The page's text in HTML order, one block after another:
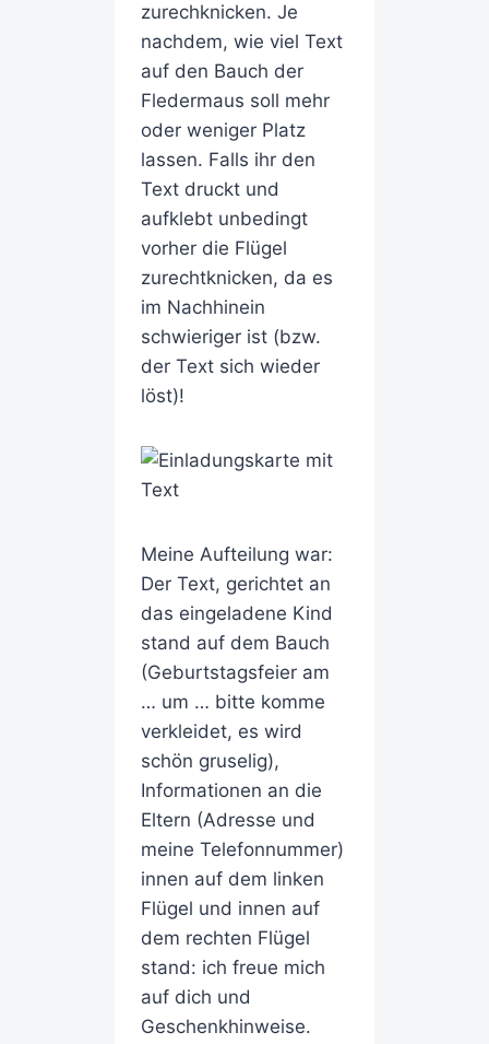
zurechknicken. Je
nachdem, wie viel Text
auf den Bauch der
Fledermaus soll mehr
oder weniger Platz
lassen. Falls ihr den
Text druckt und
aufklebt unbedingt
vorher die Flügel
zurechtknicken, da es
im Nachhinein
schwieriger ist (bzw.
der Text sich wieder
löst)!
Meine Aufteilung war:
Der Text, gerichtet an
das eingeladene Kind
stand auf dem Bauch
(Geburtstagsfeier am
… um … bitte komme
verkleidet, es wird
schön gruselig),
Informationen an die
Eltern (Adresse und
meine Telefonnummer)
innen auf dem linken
Flügel und innen auf
dem rechten Flügel
stand: ich freue mich
auf dich und
Geschenkhinweise.